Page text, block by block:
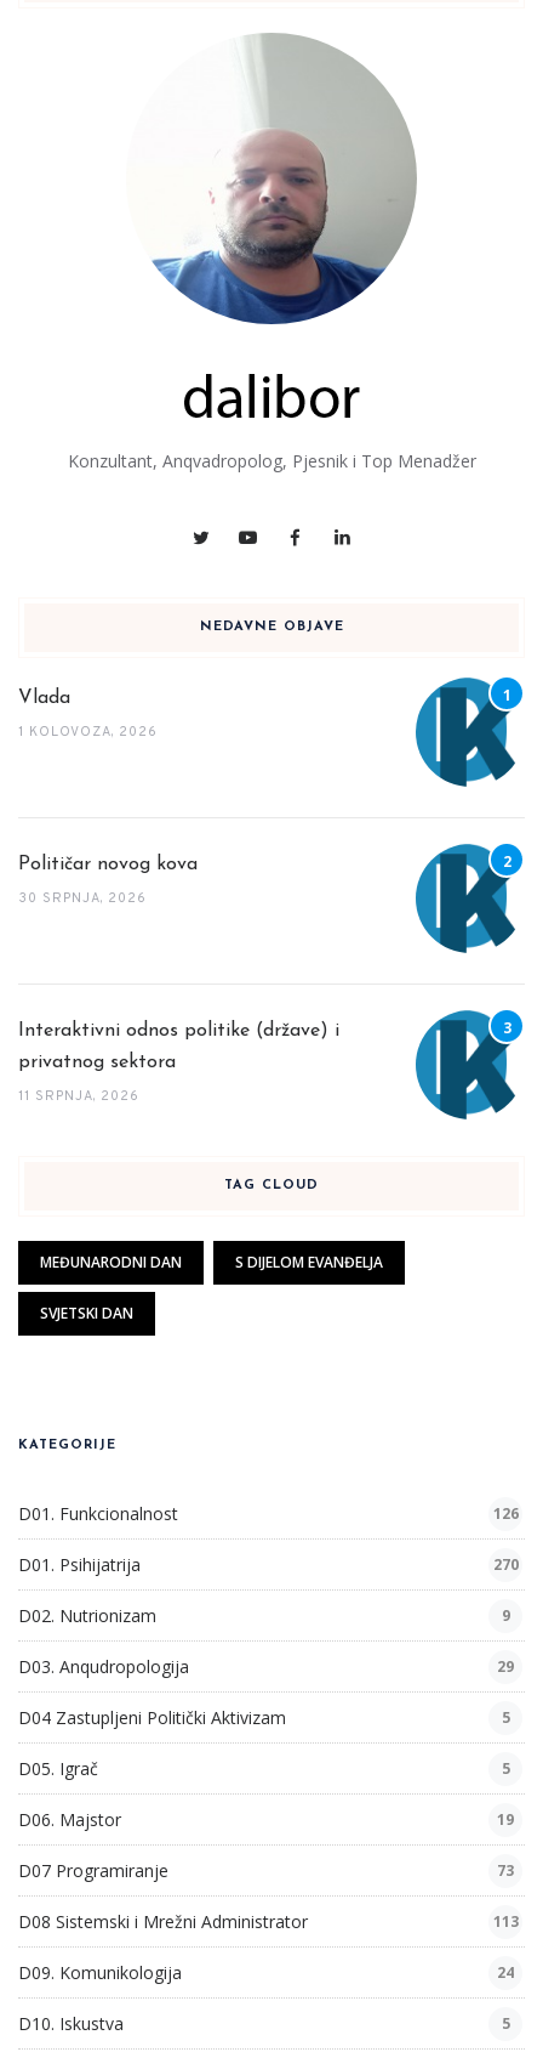
Konzultant, Anqvadropolog, Pjesnik i Top Menadžer
NEDAVNE OBJAVE
Vlada
1 KOLOVOZA, 2026
Političar novog kova
30 SRPNJA, 2026
Interaktivni odnos politike (države) i
privatnog sektora
11 SRPNJA, 2026
TAG CLOUD
MEĐUNARODNI DAN S DIJELOM EVANĐELJA
SVJETSKI DAN
KATEGORIJE
D01. Funkcionalnost 126
D01. Psihijatrija 270
D02. Nutrionizam 9
D03. Anqudropologija 29
D04 Zastupljeni Politički Aktivizam 5
D05. Igrač 5
D06. Majstor 19
D07 Programiranje 73
D08 Sistemski i Mrežni Administrator 113
D09. Komunikologija 24
D10. Iskustva 5